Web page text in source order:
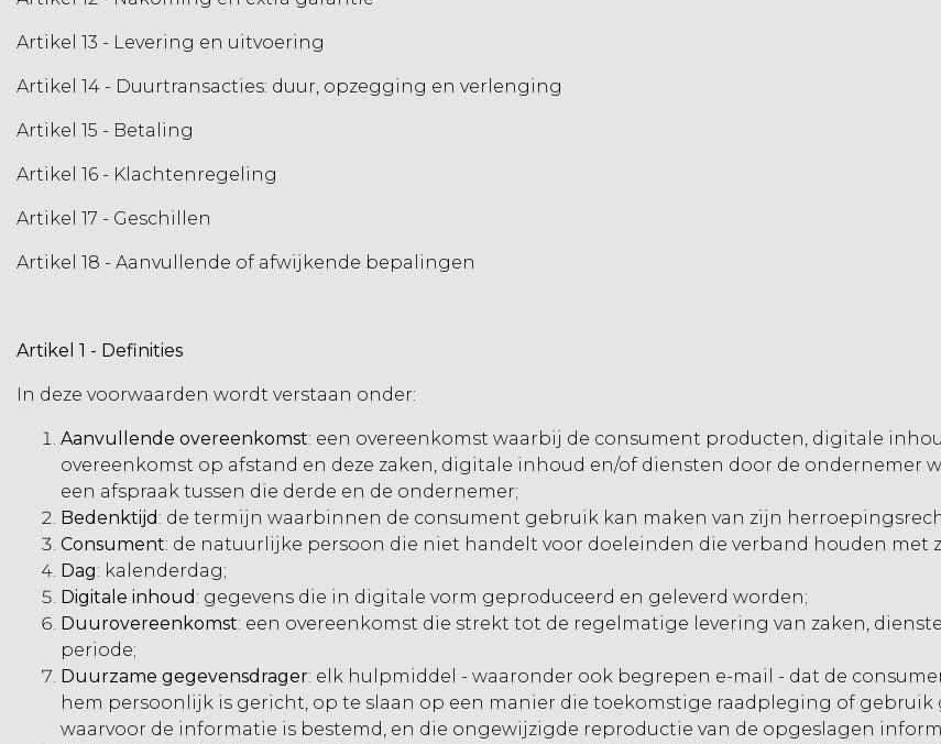
Artikel 13 - Levering en uitvoering
Artikel 14 - Duurtransacties: duur, opzegging en verlenging
Artikel 15 - Betaling
Artikel 16 - Klachtenregeling
Artikel 17 - Geschillen
Artikel 18 - Aanvullende of afwijkende bepalingen
Artikel 1 - Definities
In deze voorwaarden wordt verstaan onder:
Aanvullende overeenkomst: een overeenkomst waarbij de consument producten, digitale
overeenkomst op afstand en deze zaken, digitale inhoud en/of diensten door de ondernemer
een afspraak tussen die derde en de ondernemer;
Bedenktijd : de termijn waarbinnen de consument gebruik kan maken van zijn
Consument: de natuurlijke persoon die niet handelt voor doeleinden die verband houden met
Dag: kalenderdag;
Digitale inhoud : gegevens die in digitale vorm geproduceerd en geleverd worden;
Duurovereenkomst: een overeenkomst die strekt tot de regelmatige levering van zaken,
periode;
Duurzame gegevensdrager: elk hulpmiddel - waaronder ook begrepen e-mail - dat de
hem persoonlijk is gericht, op te slaan op een manier die toekomstige raadpleging of gebruik
waarvoor de informatie is bestemd, en die ongewijzigde reproductie van de opgeslagen